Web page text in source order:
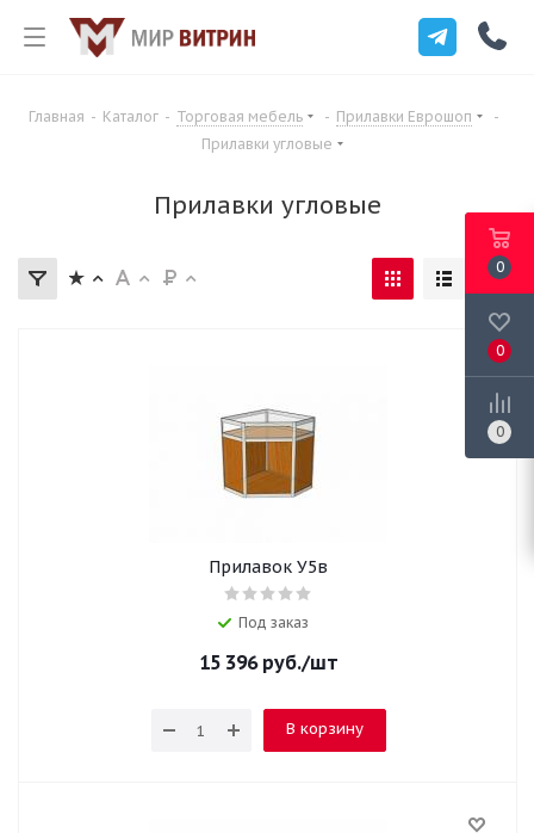
Главная - Каталог - Торговая мебель - Прилавки Еврошоп
-
Прилавки угловые
Прилавки угловые
Прилавок У5в
Под заказ
15 396руб./шт
В корзину
0
0
0